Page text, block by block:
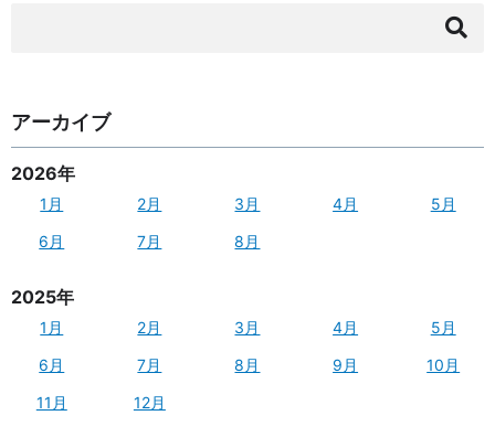
アーカイブ
2026年
1月 2月 3月 4月
5月
6月
7月 8月
2025年
1月 2月 3月 4月
5月
6月
7月 8月 9月
10月
11月
12月